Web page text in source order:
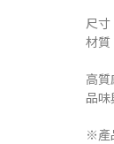
尺
材質
高
品
※產